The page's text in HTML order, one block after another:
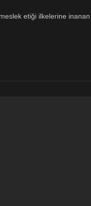
etiği ilkelerine inanan